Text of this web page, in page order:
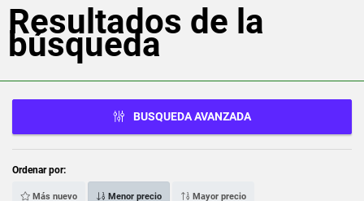
Resultados de la
búsqueda
BUSQUEDA AVANZADA
Ordenar por:
Más nuevo Menor precio Mayor precio